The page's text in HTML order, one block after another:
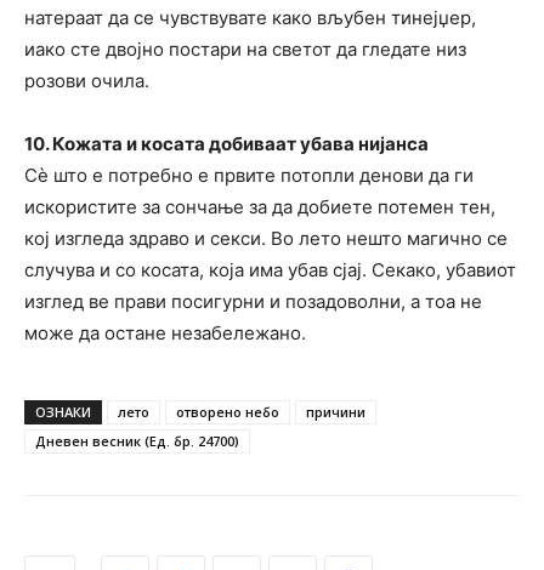
натераат да се чувствувате како вљубен тинејџер,
иако сте двојно постари на светот да гледате низ
розови очила.
10. Кожата и косата добиваат убава нијанса
Сѐ што е потребно е првите потопли денови да ги
искористите за сончање за да добиете потемен тен,
кој изгледа здраво и секси. Во лето нешто магично се
случува и со косата, која има убав сјај. Секако, убавиот
изглед ве прави посигурни и позадоволни, а тоа не
може да остане незабележано.
ОЗНАКИ лето отворено небо
причини
Дневен весник (Ед. бр. 24700)